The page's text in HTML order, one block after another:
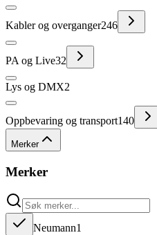
Kabler og overganger246
PA og Live32
Lys og DMX2
Oppbevaring og transport140
Merker
Merker
Neumann1